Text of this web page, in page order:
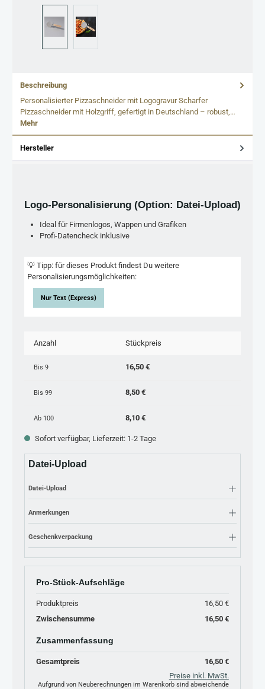
Beschreibung
Personalisierter Pizzaschneider mit Logogravur Scharfer
Pizzaschneider mit Holzgriff, gefertigt in Deutschland – robust,…
Mehr
Hersteller
Logo-Personalisierung (Option: Datei-Upload)
Ideal für Firmenlogos, Wappen und Grafiken
Profi-Datencheck inklusive
💡 Tipp: für dieses Produkt findest Du weitere
Personalisierungsmöglichkeiten:
Nur Text (Express)
Anzahl Stückpreis
Bis 9 16,50 €
Bis 99 8,50 €
Ab 100 8,10 €
Sofort verfügbar, Lieferzeit: 1-2 Tage
Datei-Upload
Datei-Upload
Anmerkungen
Geschenkverpackung
Pro-Stück-Aufschläge
Produktpreis
16,50 €
Zwischensumme
16,50 €
Zusammenfassung
Gesamtpreis
16,50 €
Preise inkl. MwSt.
Aufgrund von Neuberechnungen im Warenkorb sind abweichende